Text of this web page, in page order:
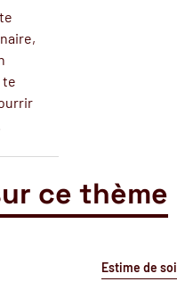
te
ce thème
Estime de soi